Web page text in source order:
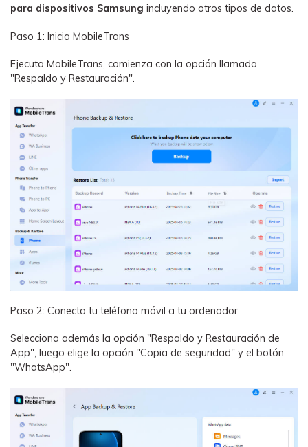
para dispositivos Samsung incluyendo otros tipos de datos.
Paso 1: Inicia MobileTrans
Ejecuta MobileTrans, comienza con la opción llamada
"Respaldo y Restauración".
Paso 2: Conecta tu teléfono móvil a tu ordenador
Selecciona además la opción "Respaldo y Restauración de
App", luego elige la opción "Copia de seguridad" y el botón
"WhatsApp".